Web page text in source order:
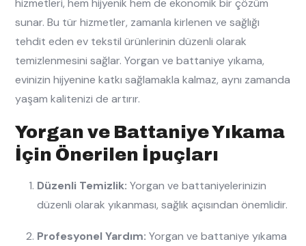
hizmetleri, hem hijyenik hem de ekonomik bir çözüm
sunar. Bu tür hizmetler, zamanla kirlenen ve sağlığı
tehdit eden ev tekstil ürünlerinin düzenli olarak
temizlenmesini sağlar. Yorgan ve battaniye yıkama,
evinizin hijyenine katkı sağlamakla kalmaz, aynı zamanda
yaşam kalitenizi de artırır.
Yorgan ve Battaniye Yıkama
İçin Önerilen İpuçları
Düzenli Temizlik: Yorgan ve battaniyelerinizin
düzenli olarak yıkanması, sağlık açısından önemlidir.
Profesyonel Yardım: Yorgan ve battaniye yıkama